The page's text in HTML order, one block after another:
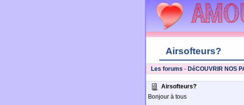
Airsofteurs?
Les forums - DéCOUVRIR NOS
Airsofteurs?
Bonjour à tous